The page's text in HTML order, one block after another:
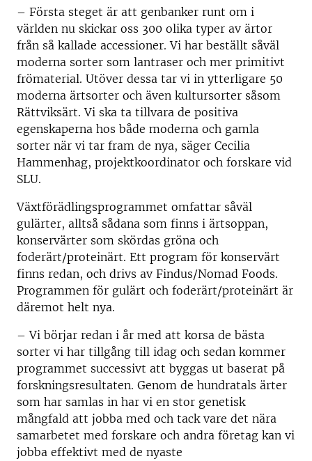
– Första steget är att genbanker runt om i
världen nu skickar oss 300 olika typer av ärtor
från så kallade accessioner. Vi har beställt såväl
moderna sorter som lantraser och mer primitivt
frömaterial. Utöver dessa tar vi in ytterligare 50
moderna ärtsorter och även kultursorter såsom
Rättviksärt. Vi ska ta tillvara de positiva
egenskaperna hos både moderna och gamla
sorter när vi tar fram de nya, säger Cecilia
Hammenhag, projektkoordinator och forskare vid
SLU.
Växtförädlingsprogrammet omfattar såväl
gulärter, alltså sådana som finns i ärtsoppan,
konservärter som skördas gröna och
foderärt/proteinärt. Ett program för konservärt
finns redan, och drivs av Findus/Nomad Foods.
Programmen för gulärt och foderärt/proteinärt är
däremot helt nya.
– Vi börjar redan i år med att korsa de bästa
sorter vi har tillgång till idag och sedan kommer
programmet successivt att byggas ut baserat på
forskningsresultaten. Genom de hundratals ärter
som har samlas in har vi en stor genetisk
mångfald att jobba med och tack vare det nära
samarbetet med forskare och andra företag kan vi
jobba effektivt med de nyaste